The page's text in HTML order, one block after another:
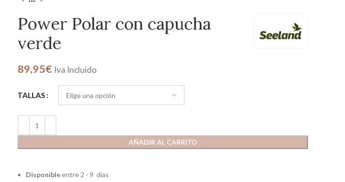
Power Polar con capucha
verde
89,95€ Iva Incluido
TALLAS
AÑADIR AL CARRITO
Disponibleentre 2 - 9 días